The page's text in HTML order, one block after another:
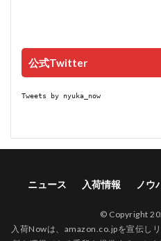
公式Twitter
Tweets by nyuka_now
ニュース 入荷情報 ノウ
© Copyright
入荷Nowは、amazon.co.jpを宣伝し